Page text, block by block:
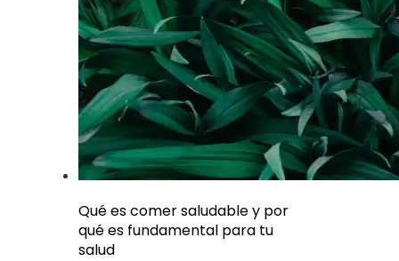
Qué es comer saludable y por
qué es fundamental para tu
salud